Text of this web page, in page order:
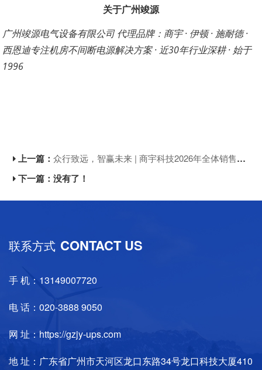
关于广州竣源
广州竣源电气设备有限公司 代理品牌：商宇 · 伊顿 · 施耐德 ·
西恩迪专注机房不间断电源解决方案 · 近30年行业深耕 · 始于
1996
上一篇：众行致远，智赢未来 | 商宇科技2026年全体销售中心会议圆满收官！
下一篇：没有了！
联系方式 CONTACT US
手 机：13149007720
电 话：020-3888 9050
网 址：https://gzjy-ups.com
地 址：广东省广州市天河区龙口东路34号龙口科技大厦410